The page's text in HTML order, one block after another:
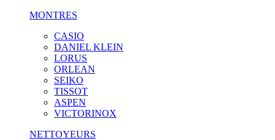
MONTRES
CASIO
DANIEL KLEIN
LORUS
ORLEAN
SEIKO
TISSOT
ASPEN
VICTORINOX
NETTOYEURS